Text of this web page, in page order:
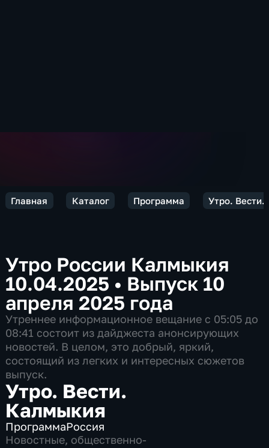
Главная Каталог Программа Утро.
Утро России Калмыкия
10.04.2025 • Выпуск 10
апреля 2025 года
Утреннее информационное вещание c 05:05 до
08:41 состоит из дайджеста анонсирующих
новостей. В целом, это добрый, яркий,
состоящий из легких и интересных сюжетов
выпуск.
Утро. Вести.
Калмыкия
ПрограммаРоссия
Новостные, общественно-